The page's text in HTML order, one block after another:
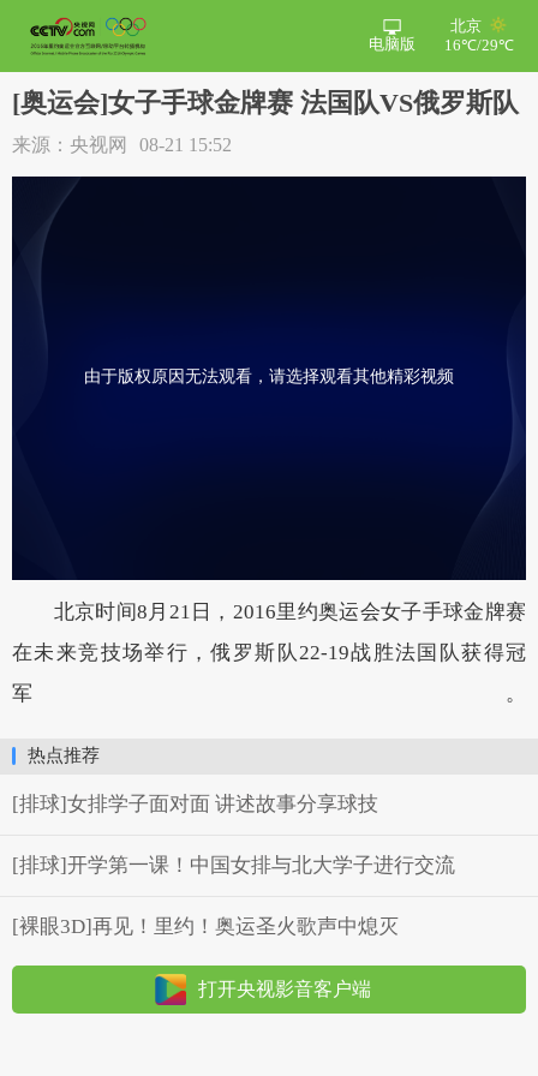
北京
16℃/29℃
电脑版
[奥运会]女子手球金牌赛 法国队VS俄罗斯队
来源：央视网 08-21 15:52
由于版权原因无法观看，请选择观看其他精彩视频
北京时间8月21日，2016里约奥运会女子手球金牌赛
在未来竞技场举行，俄罗斯队22-19战胜法国队获得冠
军。
热点推荐
[排球]女排学子面对面 讲述故事分享球技
[排球]开学第一课！中国女排与北大学子进行交流
[裸眼3D]再见！里约！奥运圣火歌声中熄灭
打开央视影音客户端